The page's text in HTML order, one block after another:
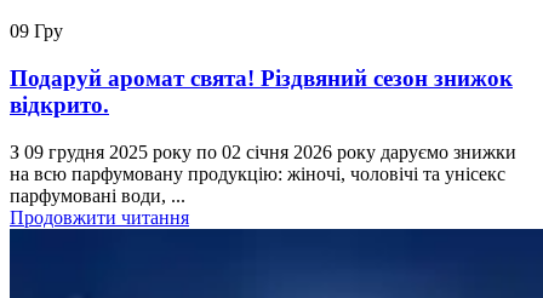
09 Гру
Подаруй аромат свята! Різдвяний сезон знижок
відкрито.
З 09 грудня 2025 року по 02 січня 2026 року даруємо знижки
на всю парфумовану продукцію: жіночі, чоловічі та унісекс
парфумовані води, ...
Продовжити читання